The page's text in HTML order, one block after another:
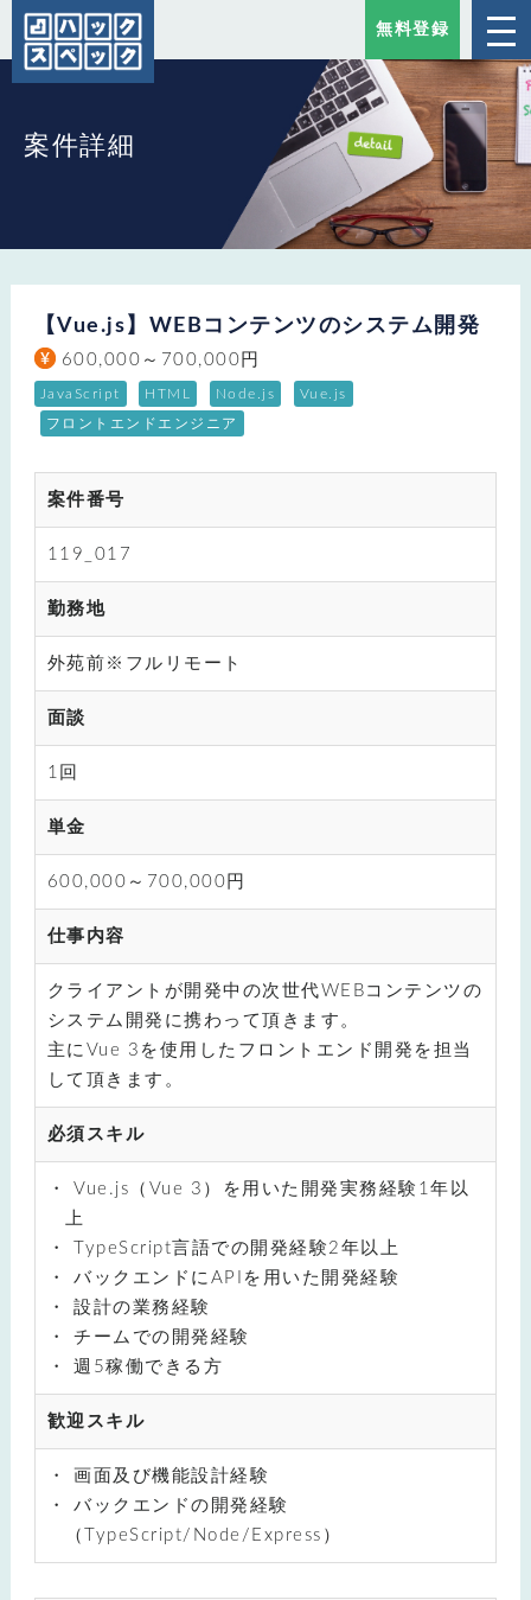
無料登録
案件詳細
【Vue.js】WEBコンテンツのシステム開発
600,000～700,000円
JavaScript HTML Node.js Vue.js
フロントエンドエンジニア
案件番号
119_017
勤務地
外苑前※フルリモート
面談
1回
単金
600,000～700,000円
仕事内容
クライアントが開発中の次世代WEBコンテンツの
システム開発に携わって頂きます。
主にVue 3を使用したフロントエンド開発を担当
して頂きます。
必須スキル
Vue.js（Vue 3）を用いた開発実務経験1年以
上
TypeScript言語での開発経験2年以上
バックエンドにAPIを用いた開発経験
設計の業務経験
チームでの開発経験
週5稼働できる方
歓迎スキル
画面及び機能設計経験
バックエンドの開発経験
（TypeScript/Node/Express）